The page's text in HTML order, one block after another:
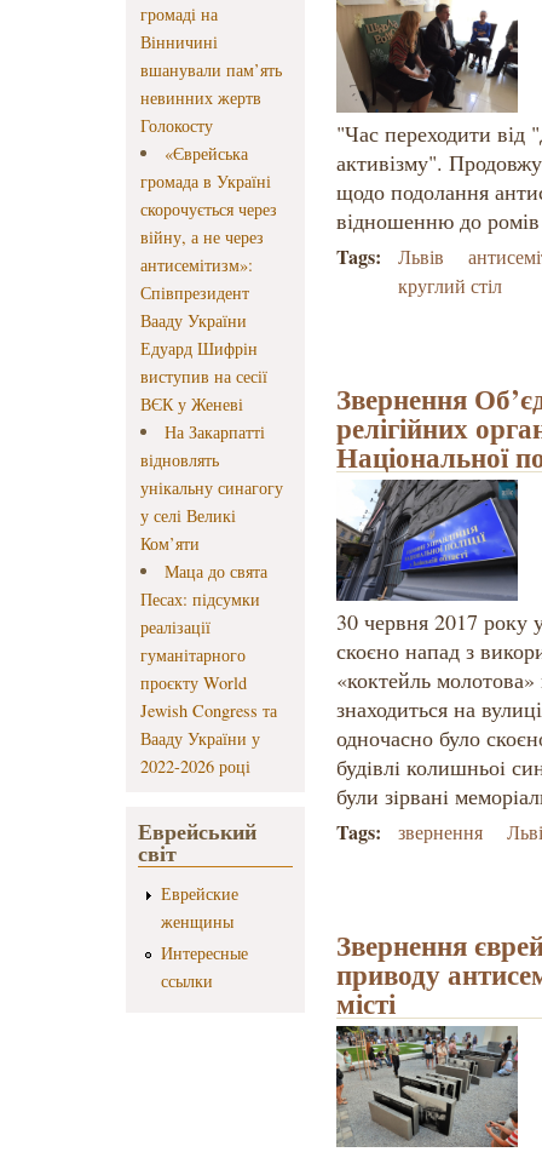
громаді на
Вінничині
вшанували пам’ять
невинних жертв
Голокосту
«Єврейська
громада в Україні
скорочується через
війну, а не через
антисемітизм»:
Співпрезидент
Вааду України
Едуард Шифрін
виступив на сесії
ВЄК у Женеві
На Закарпатті
відновлять
унікальну синагогу
у селі Великі
Ком’яти
Маца до свята
Песах: підсумки
реалізації
гуманітарного
проєкту World
Jewish Congress та
Вааду України у
2022-2026 році
Еврейський
світ
Еврейские
женщины
Интересные
ссылки
"Час переходити від
активізму".
щодо подолання
відношенню до ромів
Tags: Львів
круглий стіл
Звернення
релігійних
Національної
30 червня 2017 року
скоєно напад з
«коктейль
знаходиться на
одночасно було
будiвлi колишньоi
були зiрванi
Tags: звернення
Звернення
приводу
місті